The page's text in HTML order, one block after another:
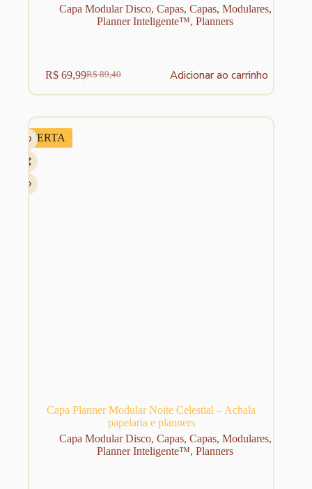
Capa Modular Disco, Capas, Capas, Modulares,
Planner Inteligente™,Planners
R$89,40
O
preço
era:
R$ 69,99O
preço
é:
Adicionar ao carrinho
OFERTA
Capa Planner Modular Noite Celestial – Achala
papelaria e planners
Capa Modular Disco, Capas, Capas, Modulares,
Planner Inteligente™,Planners